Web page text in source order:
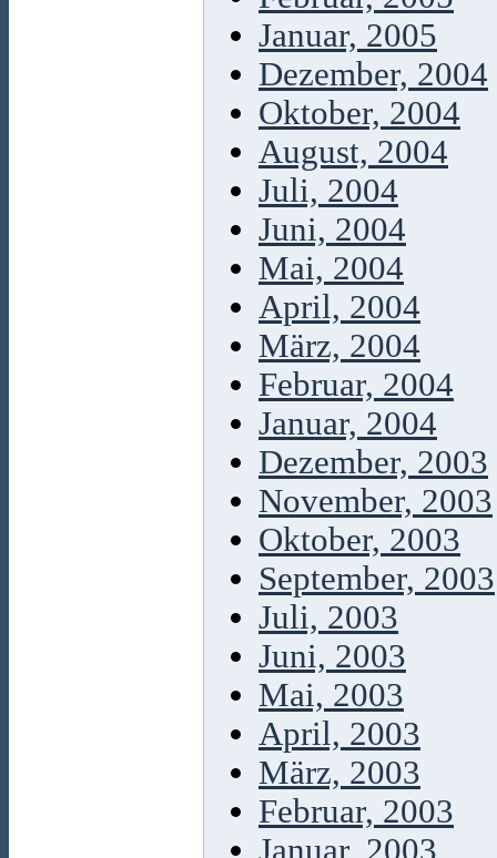
Januar, 2005
Dezember, 2004
Oktober, 2004
August, 2004
Juli, 2004
Juni, 2004
Mai, 2004
April, 2004
März, 2004
Februar, 2004
Januar, 2004
Dezember, 2003
November, 2003
Oktober, 2003
September, 2003
Juli, 2003
Juni, 2003
Mai, 2003
April, 2003
März, 2003
Februar, 2003
Januar, 2003